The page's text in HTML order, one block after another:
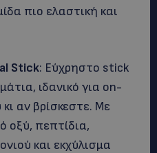
πιο ελαστική και
Stick: Εύχρηστο stick
ιδανικό για on-
αν βρίσκεστε. Με
οξύ, πεπτίδια,
και εκχύλισμα